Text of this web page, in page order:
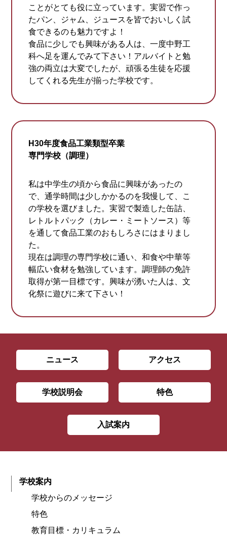
ことがとても役に立っています。実習で作っ
たパン、ジャム、ジュースを皆でおいしく試
食できるのも魅力ですよ！
食品に少しでも興味がある人は、一度中野工
科へ足を運んでみて下さい！アルバイトと勉
強の両立は大変でしたが、頑張る生徒を応援
してくれる先生が揃った学校です。
H30年度食品工業類型卒業
専門学校（調理）
私は中学生の頃から食品に興味があったの
で、通学時間は少しかかるのを我慢して、こ
の学校を選びました。実習で製造した缶詰、
レトルトパック（カレー・ミートソース）等
を通して食品工業のおもしろさにはまりまし
た。
現在は調理の専門学校に通い、和食や中華等
幅広い食材を勉強しています。調理師の免許
取得が第一目標です。興味が湧いた人は、文
化祭に遊びに来て下さい！
ニュース アクセス
学校説明会 特色
入試案内
学校案内
学校からのメッセージ
特色
教育目標・カリキュラム